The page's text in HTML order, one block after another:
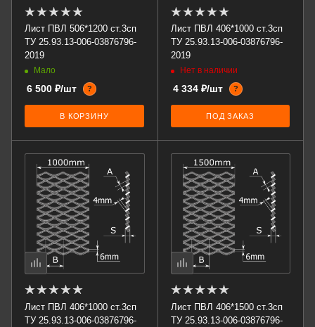
Лист ПВЛ 506*1200 ст.3сп
ТУ 25.93.13-006-03876796-
2019
Мало
6 500 ₽/шт ?
В КОРЗИНУ
Лист ПВЛ 406*1000 ст.3сп
ТУ 25.93.13-006-03876796-
2019
Нет в наличии
4 334 ₽/шт ?
ПОД ЗАКАЗ
Лист ПВЛ 406*1000 ст.3сп
ТУ 25.93.13-006-03876796-
Лист ПВЛ 406*1500 ст.3сп
ТУ 25.93.13-006-03876796-